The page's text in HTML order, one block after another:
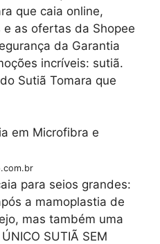
que caia online,
as ofertas da Shopee
da Garantia
incríveis: sutiã.
Sutiã Tomara que
para seios grandes:
a mamoplastia de
mas também uma
SUTIÃ SEM